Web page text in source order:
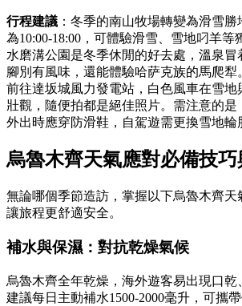
行程建議 ：冬季的南山牧場轉變為滑雪
為10:00-18:00，可體驗滑雪、雪地叼羊等
水磨溝公園是冬季休閒的好去處，溫泉
腳別有風味，還能體驗哈萨克族的馬爬
前往達坂城風力發電站，白色風車在雪地
壯觀，隨便拍都是絕佳照片。需注意的是
外出時應穿防滑鞋，自駕遊需更換雪地輪
烏魯木齊天氣應對必備技
無論哪個季節造訪，掌握以下烏魯木齊天
讓旅程更舒適安全。
補水與保濕：對抗乾燥氣候
烏魯木齊全年乾燥，海外遊客易出現口乾
建議每日主動補水1500-2000毫升，可攜